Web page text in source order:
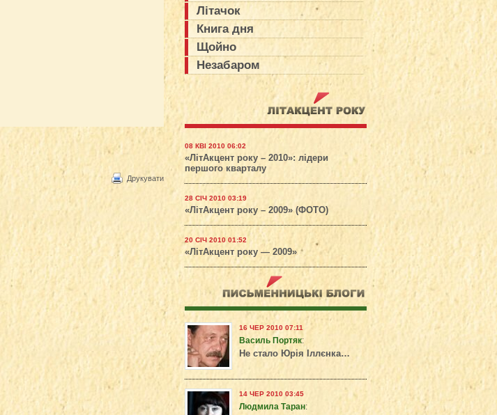
Друкувати
Літачок
Книга дня
Щойно
Незабаром
08 КВІ 2010 06:02
«ЛітАкцент року – 2010»: лідери
першого кварталу
28 СІЧ 2010 03:19
«ЛітАкцент року – 2009» (ФОТО)
20 СІЧ 2010 01:52
«ЛітАкцент року — 2009»
16 ЧЕР 2010 07:11
Василь Портяк:
Не стало Юрія Іллєнка…
14 ЧЕР 2010 03:45
Людмила Таран: